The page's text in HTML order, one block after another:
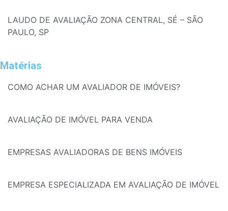
LAUDO DE AVALIAÇÃO ZONA CENTRAL, SÉ – SÃO
PAULO, SP
Matérias
COMO ACHAR UM AVALIADOR DE IMÓVEIS?
AVALIAÇÃO DE IMÓVEL PARA VENDA
EMPRESAS AVALIADORAS DE BENS IMÓVEIS
EMPRESA ESPECIALIZADA EM AVALIAÇÃO DE IMÓVEL